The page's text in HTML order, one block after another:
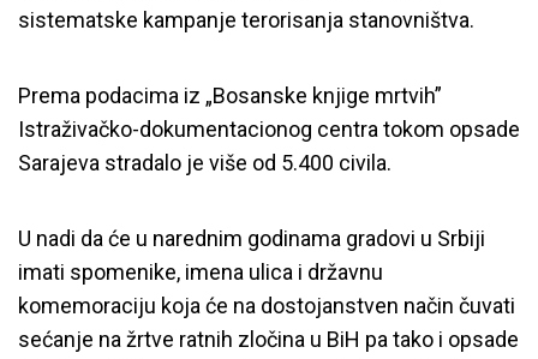
sistematske kampanje terorisanja stanovništva.
Prema podacima iz „Bosanske knjige mrtvih”
Istraživačko-dokumentacionog centra tokom opsade
Sarajeva stradalo je više od 5.400 civila.
U nadi da će u narednim godinama gradovi u Srbiji
imati spomenike, imena ulica i državnu
komemoraciju koja će na dostojanstven način čuvati
sećanje na žrtve ratnih zločina u BiH pa tako i opsade